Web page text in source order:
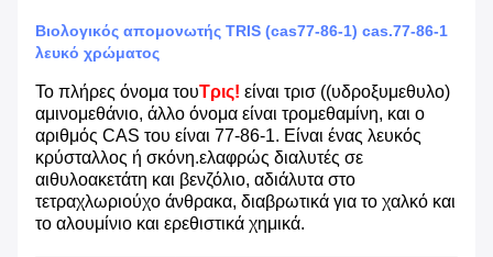
Βιολογικός απομονωτής TRIS (cas77-86-1) cas.77-86-1
λευκό χρώματος
Το πλήρες όνομα τουΤρις! είναι τρισ ((υδροξυμεθυλο)
αμινομεθάνιο, άλλο όνομα είναι τρομεθαμίνη, και ο
αριθμός CAS του είναι 77-86-1. Είναι ένας λευκός
κρύσταλλος ή σκόνη.ελαφρώς διαλυτές σε
αιθυλοακετάτη και βενζόλιο, αδιάλυτα στο
τετραχλωριούχο άνθρακα, διαβρωτικά για το χαλκό και
το αλουμίνιο και ερεθιστικά χημικά.